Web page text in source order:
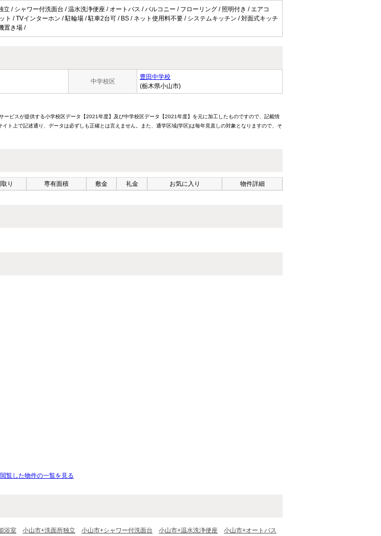
/ シャワー付洗面台 / 温水洗浄便座 / オートバス / バルコニー / フローリング / 照明付き / エアコ
ト / TVインターホン / 駐輪場 / 駐車2台可 / BS / ネット使用料不要 / システムキッチン / 対面式キッチ
置き場 /
中学校区
豊田中学校
(栃木県小山市)
ビスが提供する小学校区データ【2021年度】及び中学校区データ【2021年度】を元に加工したものですので、記載情
ト上で記述通り、データは必ずしも正確とは言えません。また、通学区域(学区)は毎年見直しの対象となりますので、そ
り 専有面積 敷金 礼金 お気に入り 物件詳細
閲覧した物件の一覧を見る
浴室 小山市+洗面所独立 小山市+シャワー付洗面台 小山市+温水洗浄便座 小山市+オートバス